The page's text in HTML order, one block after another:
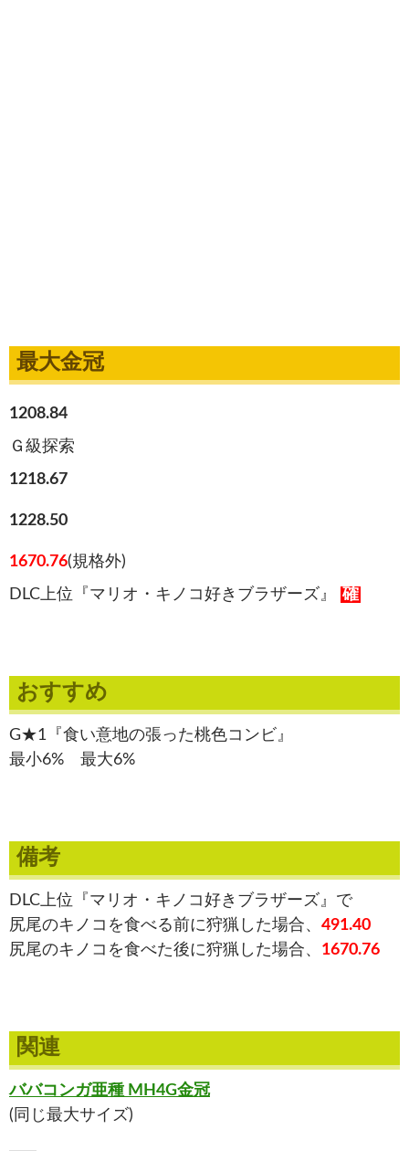
最大金冠
1208.84
Ｇ級探索
1218.67
1228.50
1670.76(規格外)
DLC上位『マリオ・キノコ好きブラザーズ』
確
おすすめ
G★1『食い意地の張った桃色コンビ』
最小6% 最大6%
備考
DLC上位『マリオ・キノコ好きブラザーズ』で
尻尾のキノコを食べる前に狩猟した場合、 491.40
尻尾のキノコを食べた後に狩猟した場合、 1670.76
関連
ババコンガ亜種 MH4G金冠
(同じ最大サイズ)